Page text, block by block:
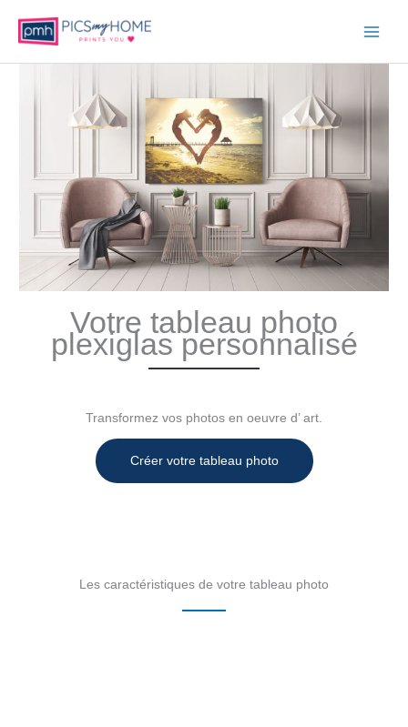
Votre tableau photo
plexiglas personnalisé
Transformez vos photos en oeuvre d’ art.
Créer votre tableau photo
Les caractéristiques de votre tableau photo